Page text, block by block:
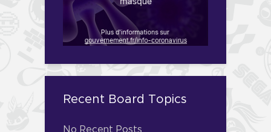
Recent Board Topics
No Recent Posts